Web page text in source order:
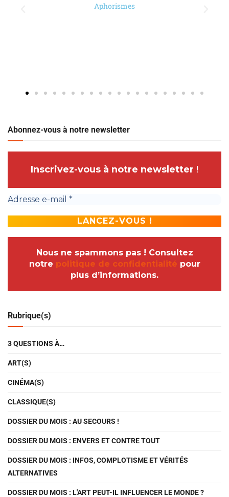
Aphorismes
Abonnez-vous à notre newsletter
Inscrivez-vous à notre newsletter !
Nous ne spammons pas ! Consultez
notre politique de confidentialité pour
plus d’informations.
Rubrique(s)
3 QUESTIONS À…
ART(S)
CINÉMA(S)
CLASSIQUE(S)
DOSSIER DU MOIS : AU SECOURS !
DOSSIER DU MOIS : ENVERS ET CONTRE TOUT
DOSSIER DU MOIS : INFOS, COMPLOTISME ET VÉRITÉS
ALTERNATIVES
DOSSIER DU MOIS : L'ART PEUT-IL INFLUENCER LE MONDE ?